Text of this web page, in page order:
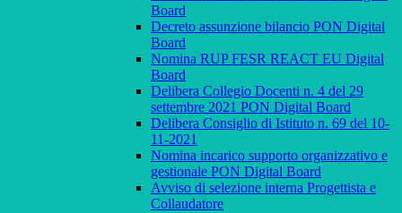
Board
Decreto assunzione bilancio PON Digital
Board
Nomina RUP FESR REACT EU Digital
Board
Delibera Collegio Docenti n. 4 del 29
settembre 2021 PON Digital Board
Delibera Consiglio di Istituto n. 69 del 10-
11-2021
Nomina incarico supporto organizzativo e
gestionale PON Digital Board
Avviso di selezione interna Progettista e
Collaudatore